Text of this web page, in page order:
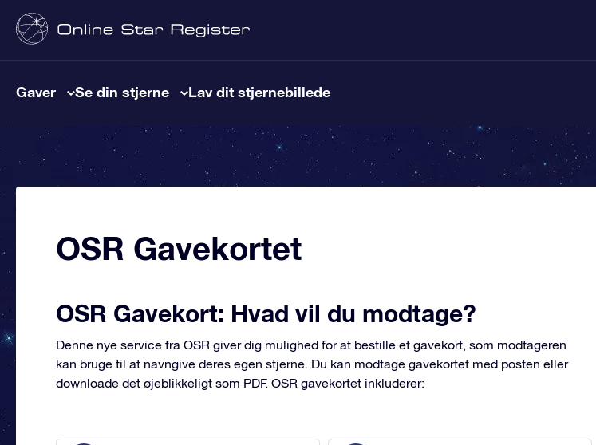
Gaver Se din stjerne Lav dit stjernebillede
OSR Gavekortet
OSR Gavekort: Hvad vil du modtage?
Denne nye service fra OSR giver dig mulighed for at bestille et gavekort, som modtageren
kan bruge til at navngive deres egen stjerne. Du kan modtage gavekortet med posten eller
downloade det øjeblikkeligt som PDF. OSR gavekortet inkluderer: